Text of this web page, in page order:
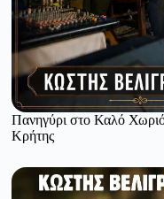
Πανηγύρι στο Καλό
Κρήτης